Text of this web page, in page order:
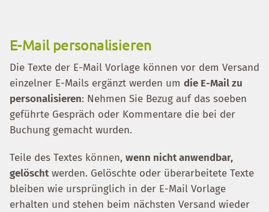
E-Mail personalisieren
Die Texte der E-Mail Vorlage können vor dem Versand
einzelner E-Mails ergänzt werden um die E-Mail zu
personalisieren: Nehmen Sie Bezug auf das soeben
geführte Gespräch oder Kommentare die bei der
Buchung gemacht wurden.
Teile des Textes können, wenn nicht anwendbar,
gelöschtwerden. Gelöschte oder überarbeitete Texte
bleiben wie ursprünglich in der E-Mail Vorlage
erhalten und stehen beim nächsten Versand wieder